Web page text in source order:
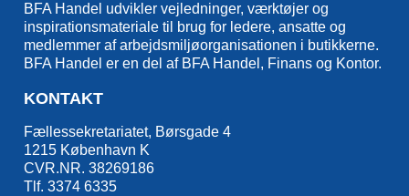
BFA Handel udvikler vejledninger, værktøjer og
inspirationsmateriale til brug for ledere, ansatte og
medlemmer af arbejdsmiljøorganisationen i butikkerne.
BFA Handel er en del af BFA Handel, Finans og Kontor.
KONTAKT
Fællessekretariatet, Børsgade 4
1215 København K
CVR.NR. 38269186
Tlf. 3374 6335